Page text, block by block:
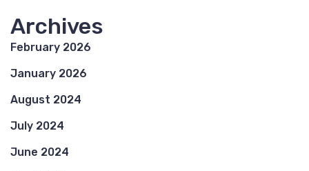
Archives
February 2026
January 2026
August 2024
July 2024
June 2024